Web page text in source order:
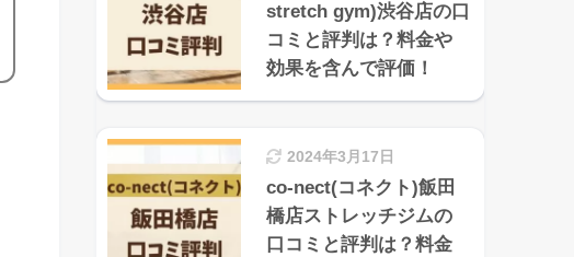
stretch gym)渋谷店の口
コミと評判は？料金や
効果を含んで評価！
2024年3月17日
co-nect(コネクト)飯田
橋店ストレッチジムの
口コミと評判は？料金